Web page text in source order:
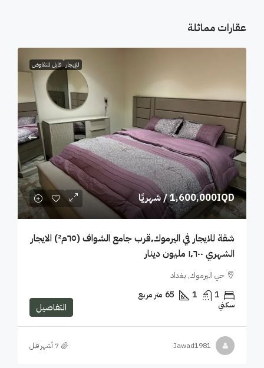
عقارات مماثلة
للإيجار قابل للتفاوض
1,600,000IQD/ شهريًا
شقة للايجار في اليرموك٬قرب جامع الشواف (٦٥م²) الايجار
الشهري ١٬٦٠٠ مليون دينار
حي اليرموك, بغداد
1
1
65 متر مربع
سكني التفاصيل
Jawad1981